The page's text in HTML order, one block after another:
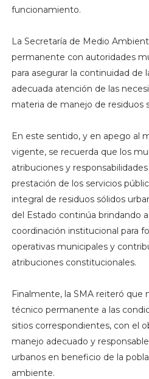
funcionamiento.
La Secretaría de Medio
permanente con autoridades
para asegurar la continuidad de
adecuada atención de las
materia de manejo de residuos
En este sentido, y en apego al
vigente, se recuerda que los
atribuciones y
prestación de los servicios
integral de residuos sólidos
del Estado continúa brindando
coordinación institucional para
operativas municipales y
atribuciones constitucionales.
Finalmente, la SMA reiteró
técnico permanente a las
sitios correspondientes, con el
manejo adecuado y
urbanos en beneficio de la
ambiente.